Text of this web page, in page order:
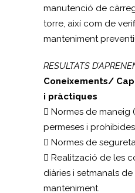
manutenció de
torre, així com de
manteniment
RESULTATS
Coneixements/
i pràctiques
 Normes de maneig
permeses i
 Normes de
 Realització de les
diàries i setmanals
manteniment.